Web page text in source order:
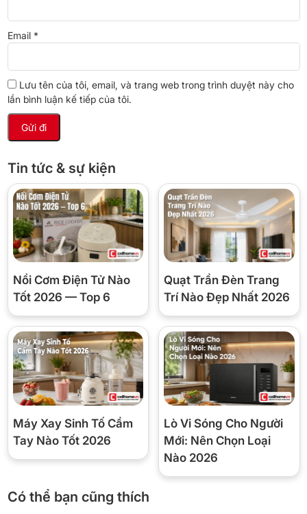
ngăn chặn mùi thực phẩm lẫn vào nhau nhờ vào nắp che của
ngăn đá.
*Hình ảnh chỉ mang tính chất minh họa
Công nghệ làm lạnh
– Tủ lạnh sử dụng công nghệ làm lạnh trực tiếp, giúp hơi lạnh
phân tán nhanh chóng, lan tỏa đều khắp các ngăn tủ thông qua
đối lưu gió, giúp bạn bảo quản thực phẩm tươi ngon, tiết kiệm
điện.
*Hình ảnh chỉ mang tính chất minh họa
Email *
Lưu tên của tôi, email, và trang web trong trình duyệt này cho
lần bình luận kế tiếp của tôi.
Tin tức & sự kiện
Nồi Cơm Điện Tử Nào
Tốt 2026 — Top 6
Quạt Trần Đèn Trang
Trí Nào Đẹp Nhất 2026
Máy Xay Sinh Tố Cầm
Tay Nào Tốt 2026
Lò Vi Sóng Cho Người
Mới: Nên Chọn Loại
Nào 2026
Có thể bạn cũng thích